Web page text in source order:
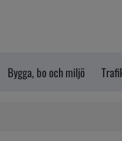
Bygga, bo och miljö